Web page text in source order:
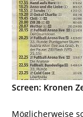
Screen: Kronen
Möglicherweise